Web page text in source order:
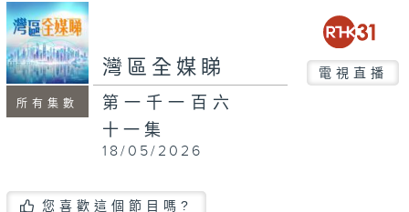
minutes,
7
seconds
所有集數
灣區全媒睇 電視直播
第一千一百六
十一集
18/05/2026
您喜歡這個節目嗎?